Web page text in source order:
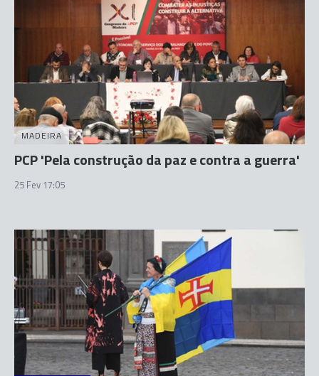
MADEIRA
PCP 'Pela construção da paz e contra a guerra'
25 Fev 17:05